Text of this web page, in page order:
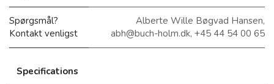
Spørgsmål?
Kontakt venligst
Alberte Wille Bøgvad Hansen,
abh@buch-holm.dk, +45 44 54 00 65
Specifications